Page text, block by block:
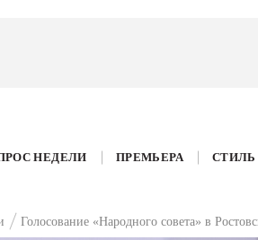
НЕДЕЛИ ПРЕМЬЕРА
Голосование «Народного совета» в